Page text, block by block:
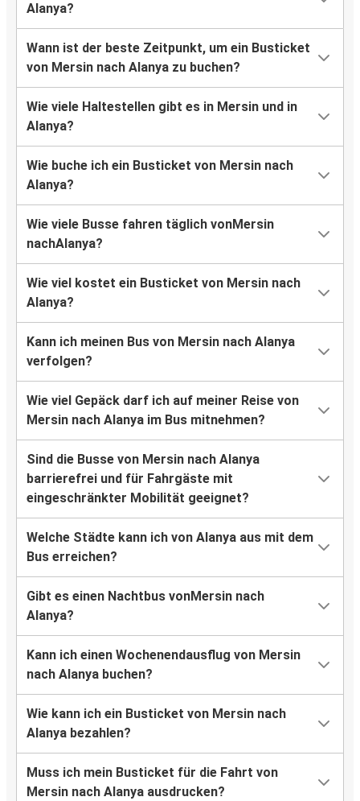
Alanya?
Wann ist der beste Zeitpunkt, um ein Busticket
von Mersin nach Alanya zu buchen?
Wie viele Haltestellen gibt es in Mersin und in
Alanya?
Wie buche ich ein Busticket von Mersin nach
Alanya?
Wie viele Busse fahren täglich vonMersin
nachAlanya?
Wie viel kostet ein Busticket von Mersin nach
Alanya?
Kann ich meinen Bus von Mersin nach Alanya
verfolgen?
Wie viel Gepäck darf ich auf meiner Reise von
Mersin nach Alanya im Bus mitnehmen?
Sind die Busse von Mersin nach Alanya
barrierefrei und für Fahrgäste mit
eingeschränkter Mobilität geeignet?
Welche Städte kann ich von Alanya aus mit dem
Bus erreichen?
Gibt es einen Nachtbus vonMersin nach
Alanya?
Kann ich einen Wochenendausflug von Mersin
nach Alanya buchen?
Wie kann ich ein Busticket von Mersin nach
Alanya bezahlen?
Muss ich mein Busticket für die Fahrt von
Mersin nach Alanya ausdrucken?